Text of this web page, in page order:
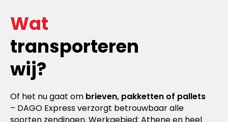
Wat
transporteren
wij?
Of het nu gaat om brieven, pakketten of pallets
– DAGO Express verzorgt betrouwbaar alle